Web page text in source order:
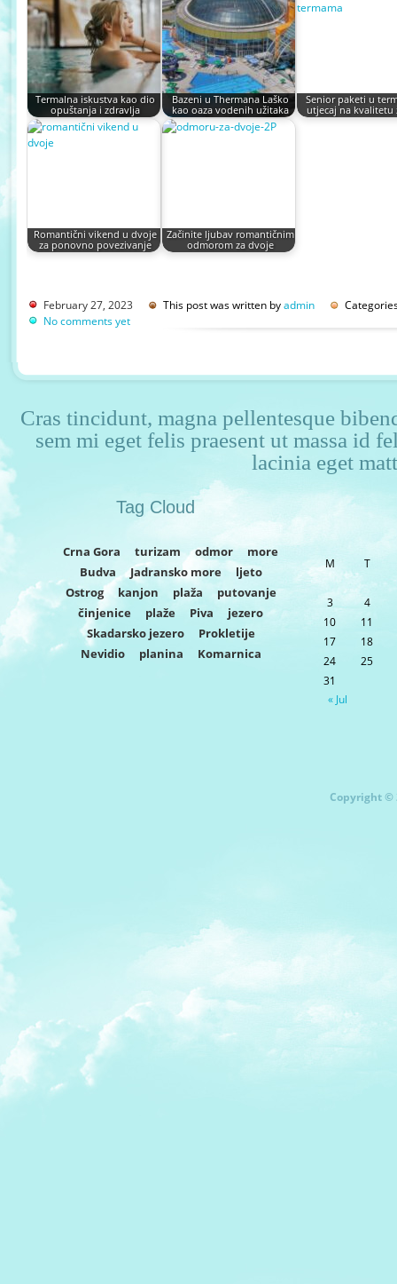
Termalna iskustva kao dio
opuštanja i zdravlja
Bazeni u Thermana Laško
kao oaza vodenih užitaka
Senior paketi u
utjecaj na kvalitetu
Romantični vikend u dvoje
za ponovno povezivanje
Začinite ljubav romantičnim
odmorom za dvoje
February 27, 2023 This post was written byadmin
No comments yet
Cras tincidunt, magna pellentesque
sem mi eget felis praesent ut massa id
lacinia eget
Tag Cloud
Crna Gora turizam odmor
more
Budva
Jadransko more
ljeto
Ostrog
kanjon plaža
putovanje
činjenice
plaže Piva
jezero
Skadarsko jezero
Prokletije
Nevidio
planina Komarnica
M T
3
4
10
11
17
18
24
25
31
« Jul
Copyright ©